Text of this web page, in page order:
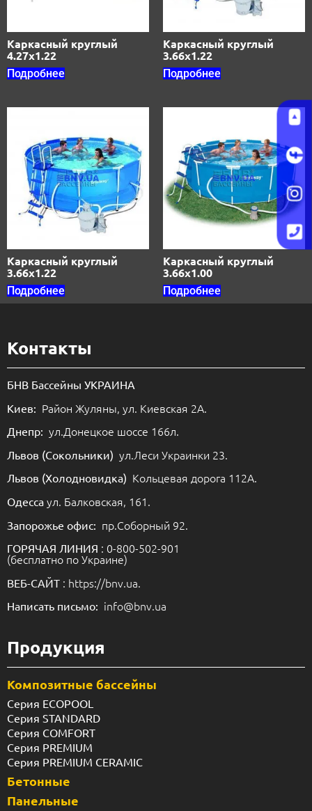
Каркасный круглый
4.27х1.22
Подробнее
Каркасный круглый
3.66х1.22
Подробнее
Каркасный круглый
3.66х1.22
Подробнее
Каркасный круглый
3.66х1.00
Подробнее
Контакты
БНВ Бассейны УКРАИНА
Киев: Район Жуляны, ул. Киевская 2А.
Днепр: ул.Донецкое шоссе 166л.
Львов (Сокольники) ул.Леси Украинки 23.
Львов (Холодновидка) Кольцевая дорога 112А.
Одесса ул. Балковская, 161.
Запорожье офис: пр.Соборный 92.
ГОРЯЧАЯ ЛИНИЯ : 0-800-502-901
(бесплатно по Украине)
ВЕБ-САЙТ : https://bnv.ua.
Написать письмо: info@bnv.ua
Продукция
Композитные бассейны
Серия ECOPOOL
Серия STANDARD
Серия COMFORT
Серия PREMIUM
Серия PREMIUM CERAMIC
Бетонные
Панельные